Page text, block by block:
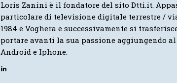
Loris Zanini è il fondatore del sito Dtti.it.
particolare di televisione digitale terrestre /
1984 e Voghera e successivamente si
portare avanti la sua passione aggiungendo
Android e Iphone.